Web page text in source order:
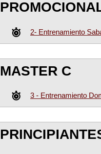
2- Entrenamiento
MASTER C
3 - Entrenamiento